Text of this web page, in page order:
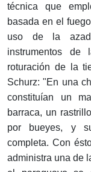
técnica que
basada en el
uso de la
instrumentos
roturación de la
Schurz: "En una
constituían un
barraca, un
por bueyes, y
completa. Con
administra una de